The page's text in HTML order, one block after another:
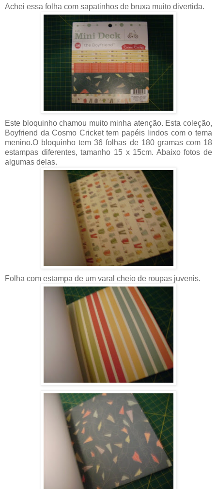
Achei essa folha com sapatinhos de bruxa muito divertida.
Este bloquinho chamou muito minha atenção. Esta coleção,
Boyfriend da Cosmo Cricket tem papéis lindos com o tema
menino.O bloquinho tem 36 folhas de 180 gramas com 18
estampas diferentes, tamanho 15 x 15cm. Abaixo fotos de
algumas delas.
Folha com estampa de um varal cheio de roupas juvenis.